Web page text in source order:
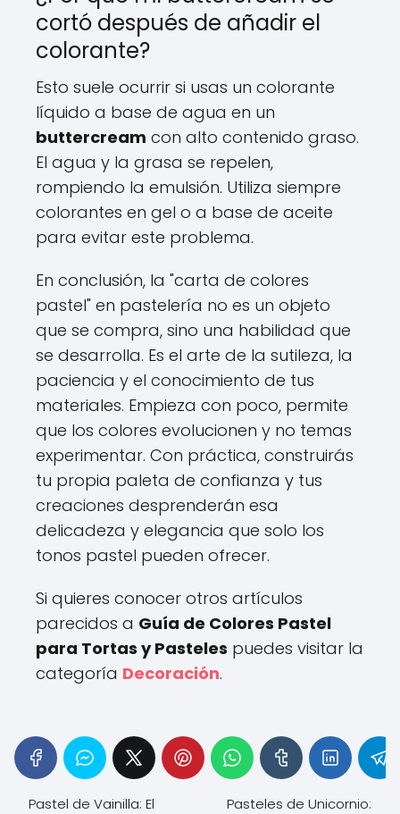
cortó después de añadir el
colorante?
Esto suele ocurrir si usas un colorante
líquido a base de agua en un
buttercream con alto contenido graso.
El agua y la grasa se repelen,
rompiendo la emulsión. Utiliza siempre
colorantes en gel o a base de aceite
para evitar este problema.
En conclusión, la "carta de colores
pastel" en pastelería no es un objeto
que se compra, sino una habilidad que
se desarrolla. Es el arte de la sutileza, la
paciencia y el conocimiento de tus
materiales. Empieza con poco, permite
que los colores evolucionen y no temas
experimentar. Con práctica, construirás
tu propia paleta de confianza y tus
creaciones desprenderán esa
delicadeza y elegancia que solo los
tonos pastel pueden ofrecer.
Si quieres conocer otros artículos
parecidos a Guía de Colores Pastel
para Tortas y Pasteles puedes visitar la
categoría Decoración.
Pastel de Vainilla: El
Pasteles de Unicornio: